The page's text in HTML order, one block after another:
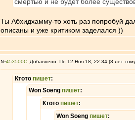
Ты Абхидхамму-то хоть раз попробуй
описаны и уже критиком заделался ))
№453500 Добавлено: Пн 12 Ноя 18, 22:34 (8 лет
Ктото пишет:
Won Soeng пишет:
Ктото пишет:
Won Soeng пишет: